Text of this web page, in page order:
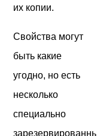
их копии.
Свойства могут
быть какие
угодно, но есть
несколько
специально